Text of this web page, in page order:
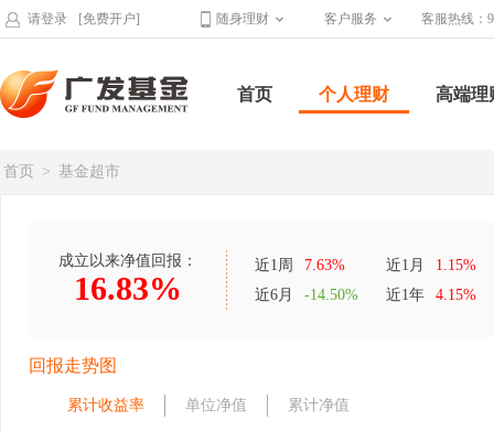
请登录 [免费开户] 随身理财 客户服务 客服热线：
首页 个人理财 高端理
首页 > 基金超市
成立以来净值回报：
16.83%
近1周 7.63% 近1月
1.15%
近6月
-14.50% 近1年 4.15%
回报走势图
累计收益率 单位净值 累计净值